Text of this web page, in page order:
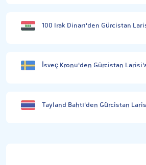
100 Irak Dinarı'den Gürcistan
İsveç Kronu'den Gürcistan
Tayland Bahtı'den Gürcistan